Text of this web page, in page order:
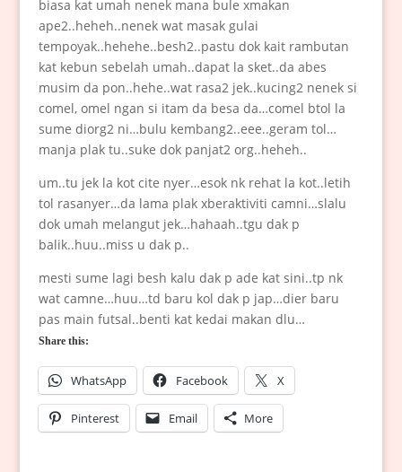
biasa kat umah nenek mana bule xmakan
ape2..heheh..nenek wat masak gulai
tempoyak..hehehe..besh2..pastu dok kait rambutan
kat kebun sebelah umah..dapat la sket..da abes
musim da pon..hehe..wat rasa2 jek..kucing2 nenek si
comel, omel ngan si itam da besa da…comel btol la
sume diorg2 ni…bulu kembang2..eee..geram tol…
manja plak tu..suke dok panjat2 org..heheh..
um..tu jek la kot cite nyer…esok nk rehat la kot..letih
tol rasanyer…da lama plak xberaktiviti camni…slalu
dok umah melangut jek…hahaah..tgu dak p
balik..huu..miss u dak p..
mesti sume lagi besh kalu dak p ade kat sini..tp nk
wat camne…huu…td baru kol dak p jap…dier baru
pas main futsal..benti kat kedai makan dlu…
Share this:
WhatsApp Facebook X
Pinterest Email More